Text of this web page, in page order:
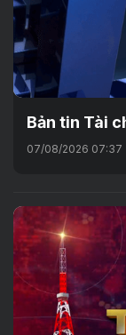
Bản tin Tài
07/08/2026 07:37